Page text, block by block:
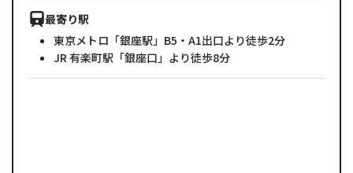
最寄り駅
東京メトロ「銀座駅」B5・A1出口より徒歩2分
JR 有楽町駅「銀座口」より徒歩8分